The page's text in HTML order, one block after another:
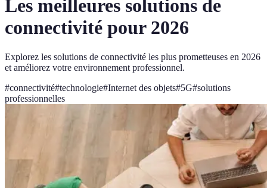
Les meilleures solutions de
connectivité pour 2026
Explorez les solutions de connectivité les plus prometteuses en 2026
et améliorez votre environnement professionnel.
#connectivité#technologie#Internet des objets#5G#solutions
professionnelles